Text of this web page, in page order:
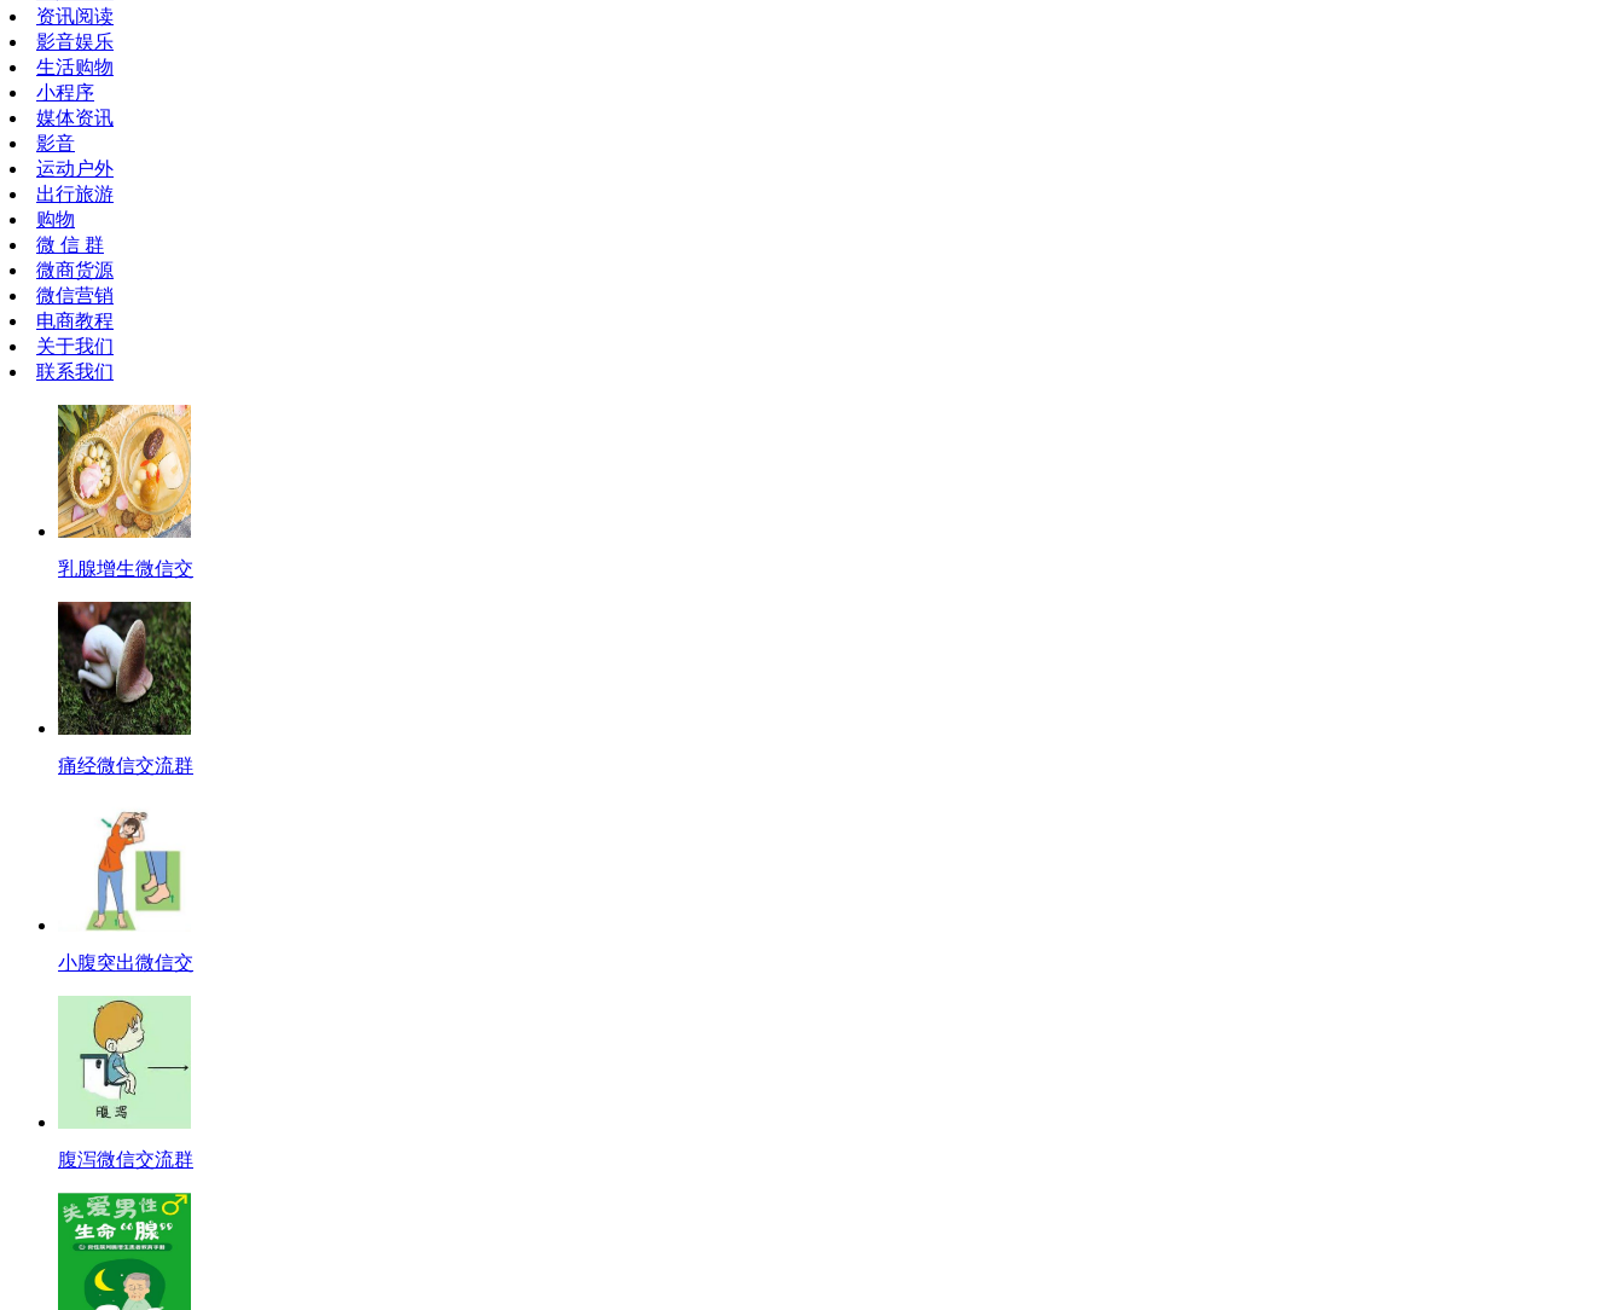
资讯阅读
影音娱乐
生活购物
小程序
媒体资讯
影音
运动户外
出行旅游
购物
微 信 群
微商货源
微信营销
电商教程
关于我们
联系我们
乳腺增生微信交
痛经微信交流群
小腹突出微信交
腹泻微信交流群